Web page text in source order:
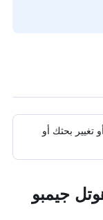
تغيير بحثك أو
جيمبو